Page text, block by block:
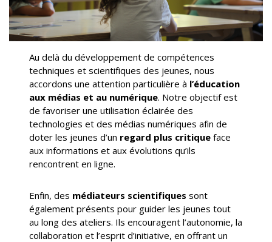
Au delà du développement de compétences
techniques et scientifiques des jeunes, nous
accordons une attention particulière à l’éducation
aux médias et au numérique. Notre objectif est
de favoriser une utilisation éclairée des
technologies et des médias numériques afin de
doter les jeunes d’un regard plus critique face
aux informations et aux évolutions qu’ils
rencontrent en ligne.
Enfin, des médiateurs scientifiques sont
également présents pour guider les jeunes tout
au long des ateliers. Ils encouragent l’autonomie, la
collaboration et l’esprit d’initiative, en offrant un